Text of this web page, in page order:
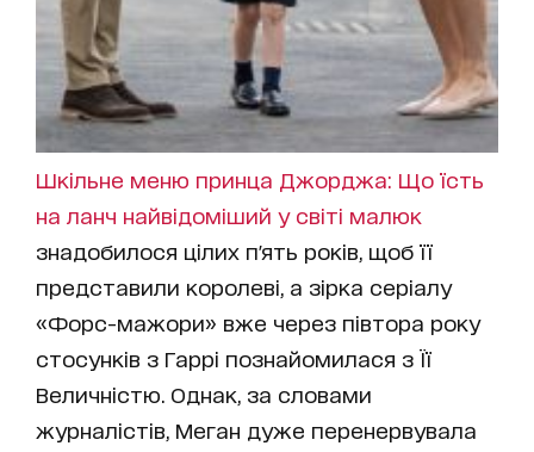
Шкільне меню принца Джорджа: Що їсть
на ланч найвідоміший у світі малюк
знадобилося цілих п'ять років, щоб її
представили королеві, а зірка серіалу
«Форс-мажори» вже через півтора року
стосунків з Гаррі познайомилася з Її
Величністю. Однак, за словами
журналістів, Меган дуже перенервувала